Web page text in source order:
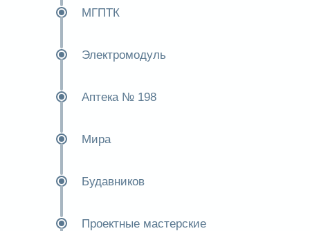
МГПТК
Электромодуль
Аптека № 198
Мира
Будавников
Проектные мастерские